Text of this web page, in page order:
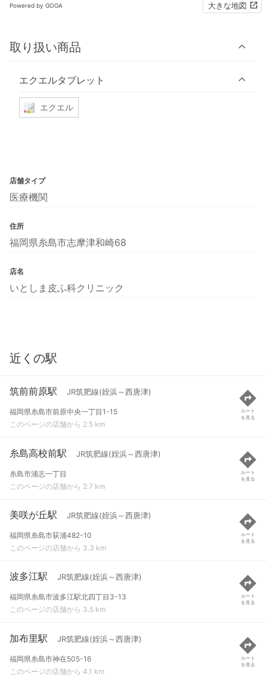
Powered by GOGA 大きな地図
取り扱い商品
エクエルタブレット
エクエル
店舗タイプ
医療機関
住所
福岡県糸島市志摩津和崎68
店名
いとしま皮ふ科クリニック
近くの駅
筑前前原駅 JR筑肥線(姪浜～西唐津)
福岡県糸島市前原中央一丁目1-15
このページの店舗から 2.5 km
ルート
を見る
糸島高校前駅 JR筑肥線(姪浜～西唐津)
糸島市浦志一丁目
このページの店舗から 2.7 km
ルート
を見る
美咲が丘駅 JR筑肥線(姪浜～西唐津)
福岡県糸島市荻浦482-10
このページの店舗から 3.3 km
ルート
を見る
波多江駅 JR筑肥線(姪浜～西唐津)
福岡県糸島市波多江駅北四丁目3-13
このページの店舗から 3.5 km
ルート
を見る
加布里駅 JR筑肥線(姪浜～西唐津)
福岡県糸島市神在505-16
このページの店舗から 4.1 km
ルート
を見る